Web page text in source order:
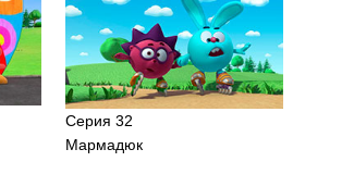
Серия 32
Мармадюк